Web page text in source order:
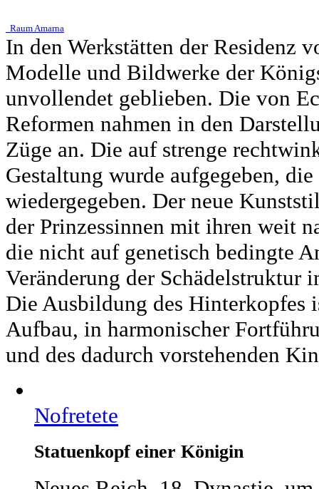
Raum Amarna
In den Werkstätten der Residenz
Modelle und Bildwerke der
unvollendet geblieben. Die von
Reformen nahmen in den
Züge an. Die auf strenge
Gestaltung wurde aufgegeben,
wiedergegeben. Der neue
der Prinzessinnen mit ihren weit
die nicht auf genetisch bedingte
Veränderung der
Die Ausbildung des Hinterkopfes
Aufbau, in harmonischer
und des dadurch vorstehenden
Nofretete
Statuenkopf einer Königin